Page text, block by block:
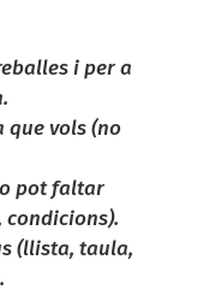
i per a
que vols (no
pot faltar
condicions).
(llista, taula,